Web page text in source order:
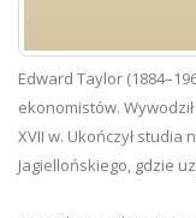
Edward Taylor
ekonomistów.
XVII w. Ukończył
Jagiellońskiego, gdzie